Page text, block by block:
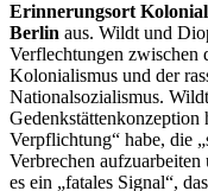
Erinnerungsort
Berlin aus. Wildt und
Verflechtungen zwischen
Kolonialismus und der
Nationalsozialismus.
Gedenkstättenkonzeption
Verpflichtung“ habe, die
Verbrechen
es ein „fatales Signal“,